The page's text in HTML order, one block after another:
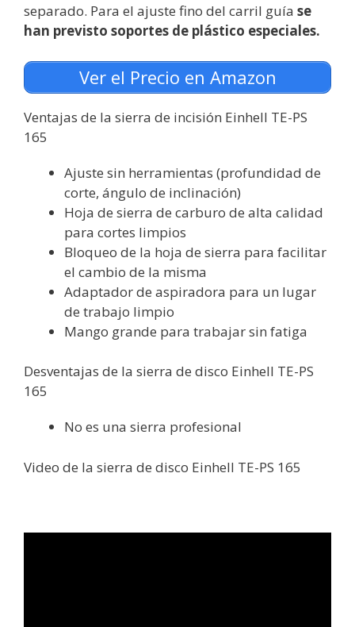
separado. Para el ajuste fino del carril guía se
han previsto soportes de plástico especiales.
Ver el Precio en Amazon
Ventajas de la sierra de incisión Einhell TE-PS
165
Ajuste sin herramientas (profundidad de
corte, ángulo de inclinación)
Hoja de sierra de carburo de alta calidad
para cortes limpios
Bloqueo de la hoja de sierra para facilitar
el cambio de la misma
Adaptador de aspiradora para un lugar
de trabajo limpio
Mango grande para trabajar sin fatiga
Desventajas de la sierra de disco Einhell TE-PS
165
No es una sierra profesional
Video de la sierra de disco Einhell TE-PS 165